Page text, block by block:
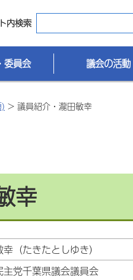
内検索
委員会 議会の活動
> 議員紹介・瀧田敏幸
幸
（たきたとしゆき）
主党千葉県議会議員会